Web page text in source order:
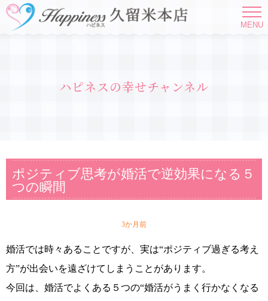
MENU
ハピネスの幸せチャンネル
ポジティブ思考が婚活で逆効果になる５
つの瞬間
3か月前
婚活では時々あることですが、実は“ポジティブ過ぎる考え
方”が出会いを遠ざけてしまうことがあります。
今回は、婚活でよくある５つの“婚活がうまく行かなくなる